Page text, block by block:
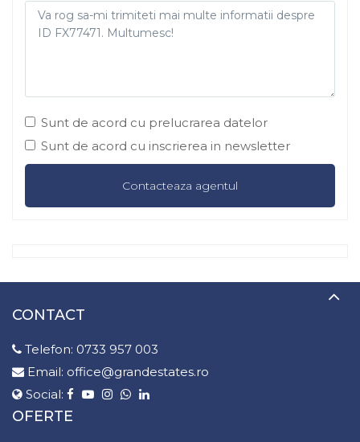
Sunt de acord cu prelucrarea datelor
Sunt de acord cu inscrierea in newsletter
CONTACT
Telefon: 0733 957 003
Email: office@grandestates.ro
Social:
OFERTE